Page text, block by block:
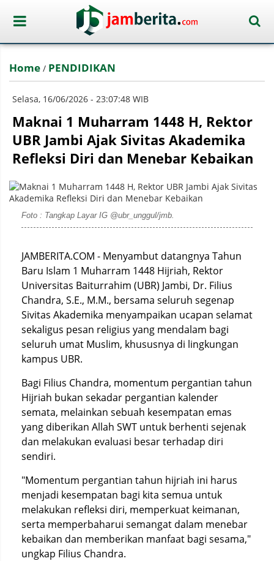
Home / PENDIDIKAN
Selasa, 16/06/2026 - 23:07:48 WIB
Maknai 1 Muharram 1448 H, Rektor
UBR Jambi Ajak Sivitas Akademika
Refleksi Diri dan Menebar Kebaikan
Foto : Tangkap Layar IG @ubr_unggul/jmb.
JAMBERITA.COM - Menyambut datangnya Tahun
Baru Islam 1 Muharram 1448 Hijriah, Rektor
Universitas Baiturrahim (UBR) Jambi, Dr. Filius
Chandra, S.E., M.M., bersama seluruh segenap
Sivitas Akademika menyampaikan ucapan selamat
sekaligus pesan religius yang mendalam bagi
seluruh umat Muslim, khususnya di lingkungan
kampus UBR.
Bagi Filius Chandra, momentum pergantian tahun
Hijriah bukan sekadar pergantian kalender
semata, melainkan sebuah kesempatan emas
yang diberikan Allah SWT untuk berhenti sejenak
dan melakukan evaluasi besar terhadap diri
sendiri.
"Momentum pergantian tahun hijriah ini harus
menjadi kesempatan bagi kita semua untuk
melakukan refleksi diri, memperkuat keimanan,
serta memperbaharui semangat dalam menebar
kebaikan dan memberikan manfaat bagi sesama,"
ungkap Filius Chandra.